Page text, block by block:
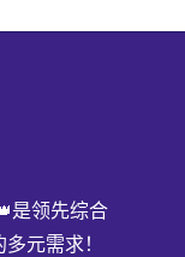
是领先综合
元需求！